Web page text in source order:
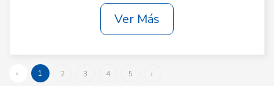
Ver Más
‹ 1 2 3 4 5 ›